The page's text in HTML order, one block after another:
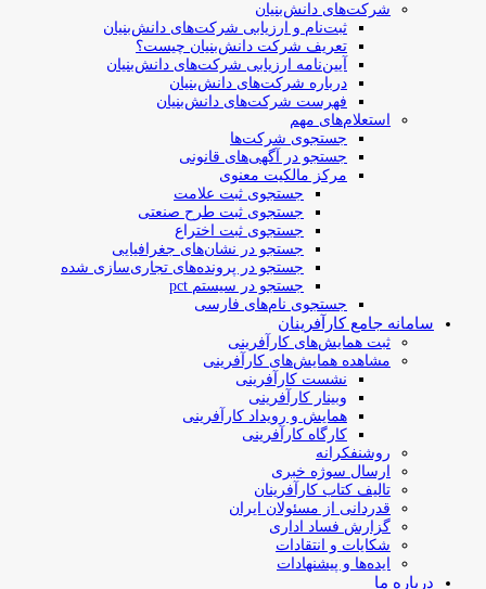
شرکت‌های دانش‌بنیان
ثبت‌نام و ارزیابی شرکت‌های دانش‌بنیان
تعریف شرکت دانش‌بنیان چیست؟
آیین‌نامه ارزیابی شرکت‌های دانش‌بنیان
درباره شرکت‌های دانش‌بنیان
فهرست شرکت‌های دانش‌بنیان
استعلام‌های مهم
جستجوی شرکت‌ها
جستجو در آگهی‌های قانونی
مرکز مالکیت معنوی
جستجوی ثبت علامت
جستجوی ثبت طرح صنعتی
جستجوی ثبت اختراع
جستجو در نشان‌های جغرافیایی
جستجو در پرونده‌های تجاری‌سازی شده
جستجو در سیستم pct
جستجوی نام‌های فارسی
سامانه جامع کارآفرینان
ثبت همایش‌های کارآفرینی
مشاهده همایش‌های کارآفرینی
نشست کارآفرینی
وبینار کارآفرینی
همایش و رویداد کارآفرینی
کارگاه کارآفرینی
روشنفکرانه
ارسال سوژه‌ خبری
تالیف کتاب کارآفرینان
قدردانی از مسئولان ایران
گزارش فساد اداری
شکایات و انتقادات
ایده‌ها و پیشنهادات
درباره ما